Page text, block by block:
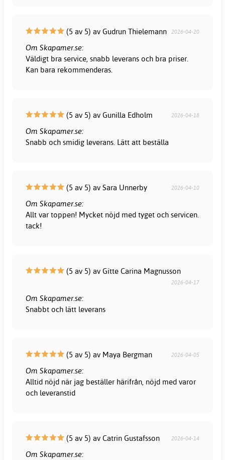
(5 av 5) av Gudrun Thielemann 2026-04-20
Om Skapamer.se:
Väldigt bra service, snabb leverans och bra priser.
Kan bara rekommenderas.
(5 av 5) av Gunilla Edholm 2026-04-18
Om Skapamer.se:
Snabb och smidig leverans. Lätt att beställa
(5 av 5) av Sara Unnerby 2026-04-10
Om Skapamer.se:
Allt var toppen! Mycket nöjd med tyget och servicen.
tack!
(5 av 5) av Gitte Carina Magnusson
2026-04-17
Om Skapamer.se:
Snabbt och lätt leverans
(5 av 5) av Maya Bergman 2026-04-05
Om Skapamer.se:
Alltid nöjd när jag beställer härifrån, nöjd med varor
och leveranstid
(5 av 5) av Catrin Gustafsson 2026-04-14
Om Skapamer.se: